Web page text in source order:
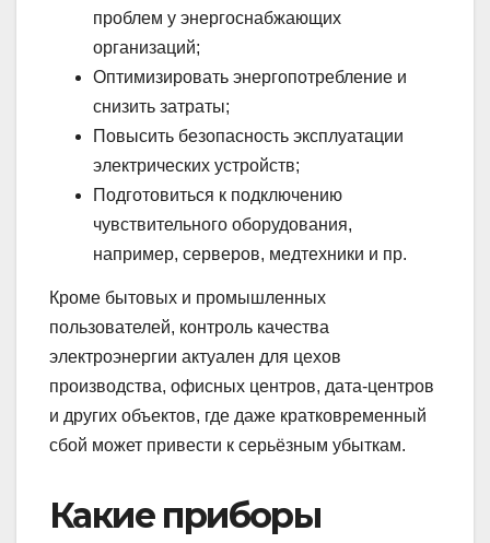
проблем у энергоснабжающих
организаций;
Оптимизировать энергопотребление и
снизить затраты;
Повысить безопасность эксплуатации
электрических устройств;
Подготовиться к подключению
чувствительного оборудования,
например, серверов, медтехники и пр.
Кроме бытовых и промышленных
пользователей, контроль качества
электроэнергии актуален для цехов
производства, офисных центров, дата-центров
и других объектов, где даже кратковременный
сбой может привести к серьёзным убыткам.
Какие приборы